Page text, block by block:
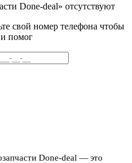
Done-deal» отсутствуют
свой номер телефона чтобы
помог
Done-deal — это